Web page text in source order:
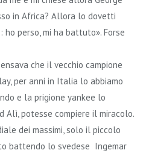
in Africa? Allora lo dovetti
ho perso, mi ha battuto». Forse
che il vecchio campione
per anni in Italia lo abbiamo
e la prigione yankee lo
Alì, potesse compiere il miracolo.
dei massimi, solo il piccolo
battendo lo svedese Ingemar